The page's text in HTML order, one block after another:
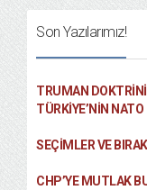
Son Yazılarımız!
TRUMAN
TÜRKIYE’NIN
SEÇIMLER VE
CHP’YE MUTLAK